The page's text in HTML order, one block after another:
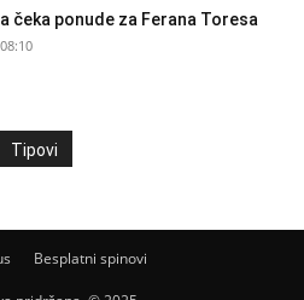
čeka ponude za Ferana Toresa
Tipovi
Besplatni spinovi